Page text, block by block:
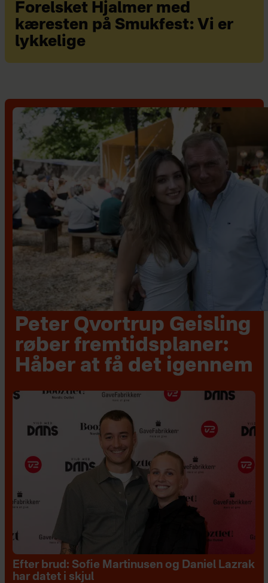
Forelsket Hjalmer med
kæresten på Smukfest: Vi er
lykkelige
Peter Qvortrup Geisling
røber fremtidsplaner:
Håber at få det igennem
Efter brud: Sofie Martinusen og Daniel Lazrak
har datet i skjul